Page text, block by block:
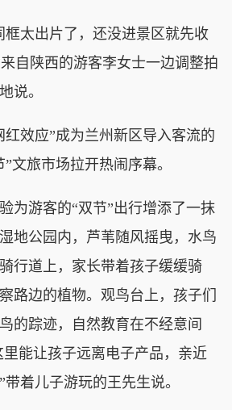
太出片了，还没进景区就先收
来自陕西的游客李女士一边调整拍
说。
效应”成为兰州新区导入客流的
文旅市场拉开热闹序幕。
游客的“双节”出行增添了一抹
地公园内，芦苇随风摇曳，水鸟
行道上，家长带着孩子缓缓骑
路边的植物。观鸟台上，孩子们
的踪迹，自然教育在不经意间
里能让孩子远离电子产品，亲近
着儿子游玩的王先生说。